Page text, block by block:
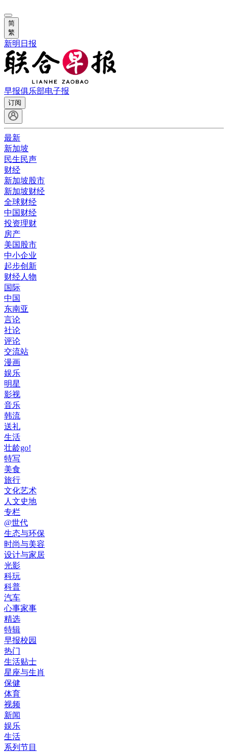
简
繁
新明日报
早报俱乐部电子报
订阅
最新
新加坡
民生民声
财经
新加坡股市
新加坡财经
全球财经
中国财经
投资理财
房产
美国股市
中小企业
起步创新
财经人物
国际
中国
东南亚
言论
社论
评论
交流站
漫画
娱乐
明星
影视
音乐
韩流
送礼
生活
壮龄go!
特写
美食
旅行
文化艺术
人文史地
专栏
@世代
生态与环保
时尚与美容
设计与家居
光影
科玩
科普
汽车
心事家事
精选
特辑
早报校园
热门
生活贴士
星座与生肖
保健
体育
视频
新闻
娱乐
生活
系列节目